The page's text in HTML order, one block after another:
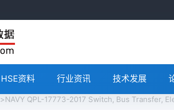
HSE资料 行业资讯 技术发展
>NAVY QPL-17773-2017 Switch, Bus Transfer,